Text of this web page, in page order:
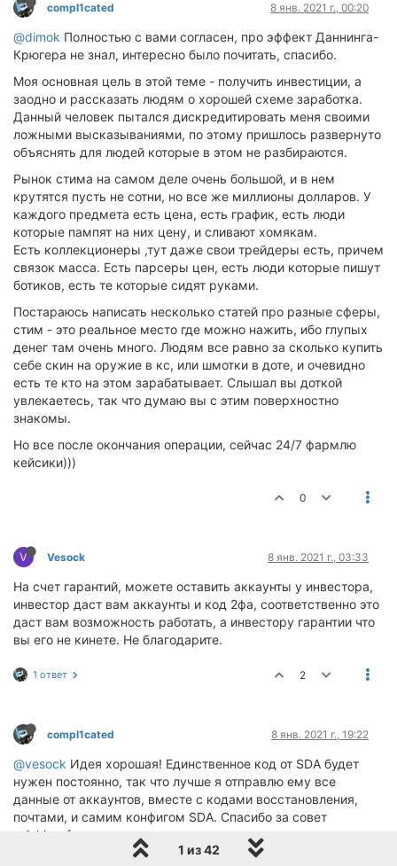
compl1cated 8 янв. 2021 г., 00:20
@dimok Полностью с вами согласен, про эффект Даннинга-
Крюгера не знал, интересно было почитать, спасибо.
Моя основная цель в этой теме - получить инвестиции, а
заодно и рассказать людям о хорошей схеме заработка.
Данный человек пытался дискредитировать меня своими
ложными высказываниями, по этому пришлось развернуто
объяснять для людей которые в этом не разбираются.
Рынок стима на самом деле очень большой, и в нем
крутятся пусть не сотни, но все же миллионы долларов. У
каждого предмета есть цена, есть график, есть люди
которые пампят на них цену, и сливают хомякам.
Есть коллекционеры ,тут даже свои трейдеры есть, причем
связок масса. Есть парсеры цен, есть люди которые пишут
ботиков, есть те которые сидят руками.
Постараюсь написать несколько статей про разные сферы,
стим - это реальное место где можно нажить, ибо глупых
денег там очень много. Людям все равно за сколько купить
себе скин на оружие в кс, или шмотки в доте, и очевидно
есть те кто на этом зарабатывает. Слышал вы доткой
увлекаетесь, так что думаю вы с этим поверхностно
знакомы.
Но все после окончания операции, сейчас 24/7 фармлю
кейсики)))
0
V Vesock 8 янв. 2021 г., 03:33
На счет гарантий, можете оставить аккаунты у инвестора,
инвестор даст вам аккаунты и код 2фа, соответственно это
даст вам возможность работать, а инвестору гарантии что
вы его не кинете. Не благодарите.
1 ответ 2
compl1cated 8 янв. 2021 г., 19:22
@vesock Идея хорошая! Единственное код от SDA будет
нужен постоянно, так что лучше я отправлю ему все
данные от аккаунтов, вместе с кодами восстановления,
почтами, и самим конфигом SDA. Спасибо за совет
:winking_face:
Если у кого-то есть желание инвестировать
1 из 42